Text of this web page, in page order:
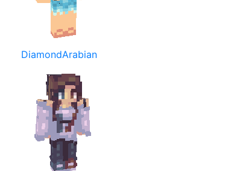
DiamondArabian